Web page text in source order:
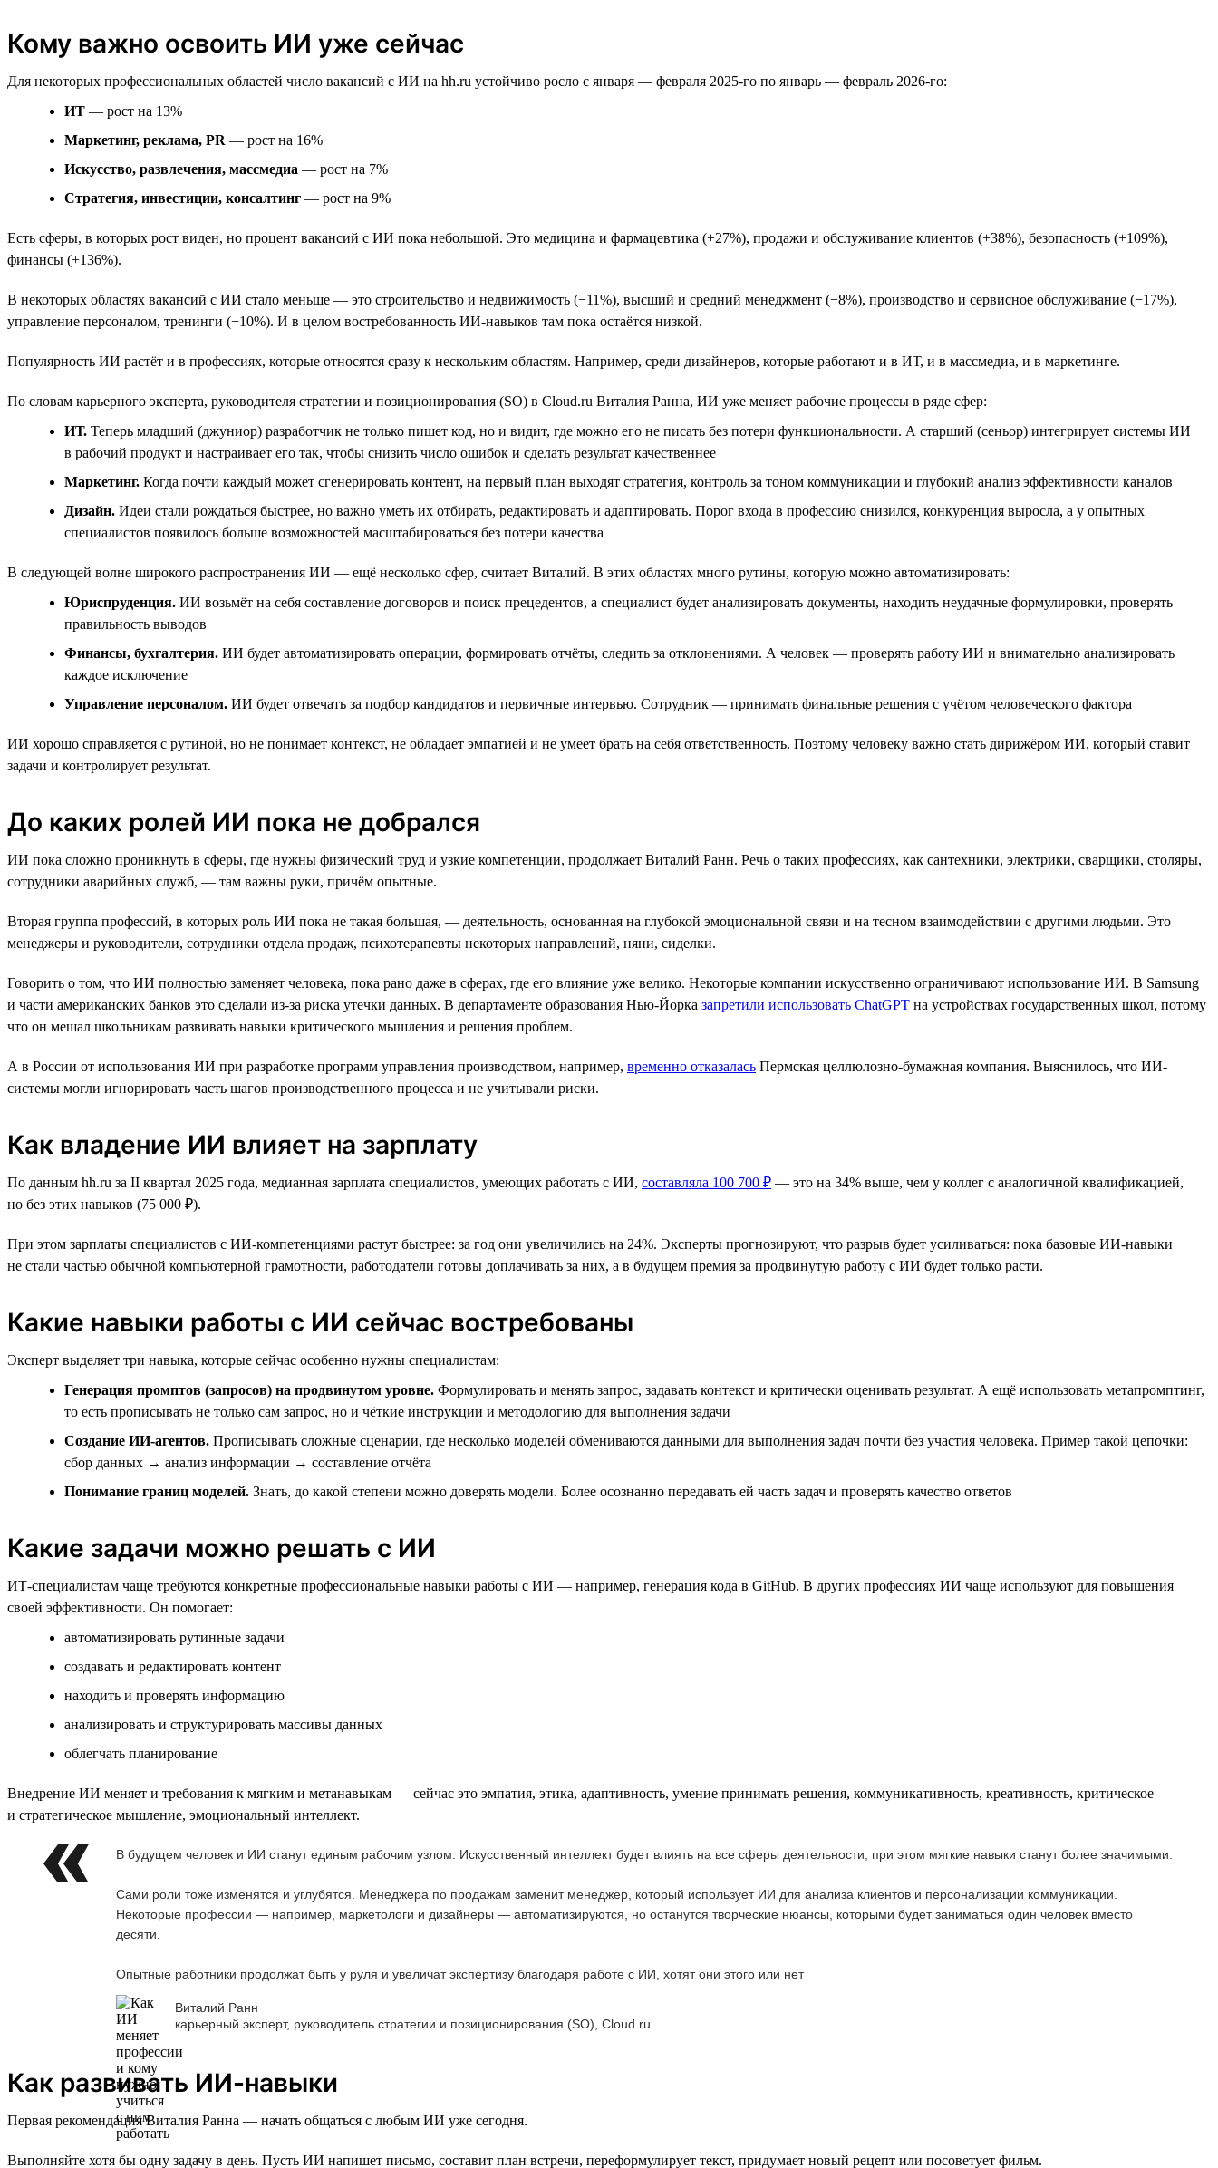
Кому важно освоить ИИ уже сейчас
Для некоторых профессиональных областей число вакансий с ИИ на hh.ru устойчиво росло с января — февраля 2025-го по январь — февраль 2026-го:
ИТ — рост на 13%
Маркетинг, реклама, PR — рост на 16%
Искусство, развлечения, массмедиа — рост на 7%
Стратегия, инвестиции, консалтинг — рост на 9%
Есть сферы, в которых рост виден, но процент вакансий с ИИ пока небольшой. Это медицина и фармацевтика (+27%), продажи и обслуживание клиентов (+38%), безопасность (+109%),
финансы (+136%).
В некоторых областях вакансий с ИИ стало меньше — это строительство и недвижимость (−11%), высший и средний менеджмент (−8%), производство и сервисное обслуживание (−17%),
управление персоналом, тренинги (−10%). И в целом востребованность ИИ-навыков там пока остаётся низкой.
Популярность ИИ растёт и в профессиях, которые относятся сразу к нескольким областям. Например, среди дизайнеров, которые работают и в ИТ, и в массмедиа, и в маркетинге.
По словам карьерного эксперта, руководителя стратегии и позиционирования (SO) в Cloud.ru Виталия Ранна, ИИ уже меняет рабочие процессы в ряде сфер:
ИТ. Теперь младший (джуниор) разработчик не только пишет код, но и видит, где можно его не писать без потери функциональности. А старший (сеньор) интегрирует системы ИИ
в рабочий продукт и настраивает его так, чтобы снизить число ошибок и сделать результат качественнее
Маркетинг. Когда почти каждый может сгенерировать контент, на первый план выходят стратегия, контроль за тоном коммуникации и глубокий анализ эффективности каналов
Дизайн. Идеи стали рождаться быстрее, но важно уметь их отбирать, редактировать и адаптировать. Порог входа в профессию снизился, конкуренция выросла, а у опытных
специалистов появилось больше возможностей масштабироваться без потери качества
В следующей волне широкого распространения ИИ — ещё несколько сфер, считает Виталий. В этих областях много рутины, которую можно автоматизировать:
Юриспруденция. ИИ возьмёт на себя составление договоров и поиск прецедентов, а специалист будет анализировать документы, находить неудачные формулировки, проверять
правильность выводов
Финансы, бухгалтерия. ИИ будет автоматизировать операции, формировать отчёты, следить за отклонениями. А человек — проверять работу ИИ и внимательно анализировать
каждое исключение
Управление персоналом. ИИ будет отвечать за подбор кандидатов и первичные интервью. Сотрудник — принимать финальные решения с учётом человеческого фактора
ИИ хорошо справляется с рутиной, но не понимает контекст, не обладает эмпатией и не умеет брать на себя ответственность. Поэтому человеку важно стать дирижёром ИИ, который ставит
задачи и контролирует результат.
До каких ролей ИИ пока не добрался
ИИ пока сложно проникнуть в сферы, где нужны физический труд и узкие компетенции, продолжает Виталий Ранн. Речь о таких профессиях, как сантехники, электрики, сварщики, столяры,
сотрудники аварийных служб, — там важны руки, причём опытные.
Вторая группа профессий, в которых роль ИИ пока не такая большая, — деятельность, основанная на глубокой эмоциональной связи и на тесном взаимодействии с другими людьми. Это
менеджеры и руководители, сотрудники отдела продаж, психотерапевты некоторых направлений, няни, сиделки.
Говорить о том, что ИИ полностью заменяет человека, пока рано даже в сферах, где его влияние уже велико. Некоторые компании искусственно ограничивают использование ИИ. В Samsung
и части американских банков это сделали из-за риска утечки данных. В департаменте образования Нью-Йорка запретили использовать ChatGPT на устройствах государственных школ, потому
что он мешал школьникам развивать навыки критического мышления и решения проблем.
А в России от использования ИИ при разработке программ управления производством, например, временно отказалась Пермская целлюлозно-бумажная компания. Выяснилось, что ИИ-
системы могли игнорировать часть шагов производственного процесса и не учитывали риски.
Как владение ИИ влияет на зарплату
По данным hh.ru за II квартал 2025 года, медианная зарплата специалистов, умеющих работать с ИИ, составляла 100 700 ₽ — это на 34% выше, чем у коллег с аналогичной квалификацией,
но без этих навыков (75 000 ₽).
При этом зарплаты специалистов с ИИ-компетенциями растут быстрее: за год они увеличились на 24%. Эксперты прогнозируют, что разрыв будет усиливаться: пока базовые ИИ-навыки
не стали частью обычной компьютерной грамотности, работодатели готовы доплачивать за них, а в будущем премия за продвинутую работу с ИИ будет только расти.
Какие навыки работы с ИИ сейчас востребованы
Эксперт выделяет три навыка, которые сейчас особенно нужны специалистам:
Генерация промптов (запросов) на продвинутом уровне. Формулировать и менять запрос, задавать контекст и критически оценивать результат. А ещё использовать метапромптинг,
то есть прописывать не только сам запрос, но и чёткие инструкции и методологию для выполнения задачи
Создание ИИ-агентов. Прописывать сложные сценарии, где несколько моделей обмениваются данными для выполнения задач почти без участия человека. Пример такой цепочки:
сбор данных → анализ информации → составление отчёта
Понимание границ моделей. Знать, до какой степени можно доверять модели. Более осознанно передавать ей часть задач и проверять качество ответов
Какие задачи можно решать с ИИ
ИТ-специалистам чаще требуются конкретные профессиональные навыки работы с ИИ — например, генерация кода в GitHub. В других профессиях ИИ чаще используют для повышения
своей эффективности. Он помогает:
автоматизировать рутинные задачи
создавать и редактировать контент
находить и проверять информацию
анализировать и структурировать массивы данных
облегчать планирование
Внедрение ИИ меняет и требования к мягким и метанавыкам — сейчас это эмпатия, этика, адаптивность, умение принимать решения, коммуникативность, креативность, критическое
и стратегическое мышление, эмоциональный интеллект.
В будущем человек и ИИ станут единым рабочим узлом. Искусственный интеллект будет влиять на все сферы деятельности, при этом мягкие навыки станут более значимыми.
Сами роли тоже изменятся и углубятся. Менеджера по продажам заменит менеджер, который использует ИИ для анализа клиентов и персонализации коммуникации.
Некоторые профессии — например, маркетологи и дизайнеры — автоматизируются, но останутся творческие нюансы, которыми будет заниматься один человек вместо
десяти.
Опытные работники продолжат быть у руля и увеличат экспертизу благодаря работе с ИИ, хотят они этого или нет
Виталий Ранн
карьерный эксперт, руководитель стратегии и позиционирования (SO), Cloud.ru
Как развивать ИИ-навыки
Первая рекомендация Виталия Ранна — начать общаться с любым ИИ уже сегодня.
Выполняйте хотя бы одну задачу в день. Пусть ИИ напишет письмо, составит план встречи, переформулирует текст, придумает новый рецепт или посоветует фильм.